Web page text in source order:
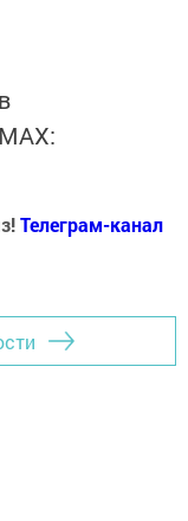
Телеграм-канал